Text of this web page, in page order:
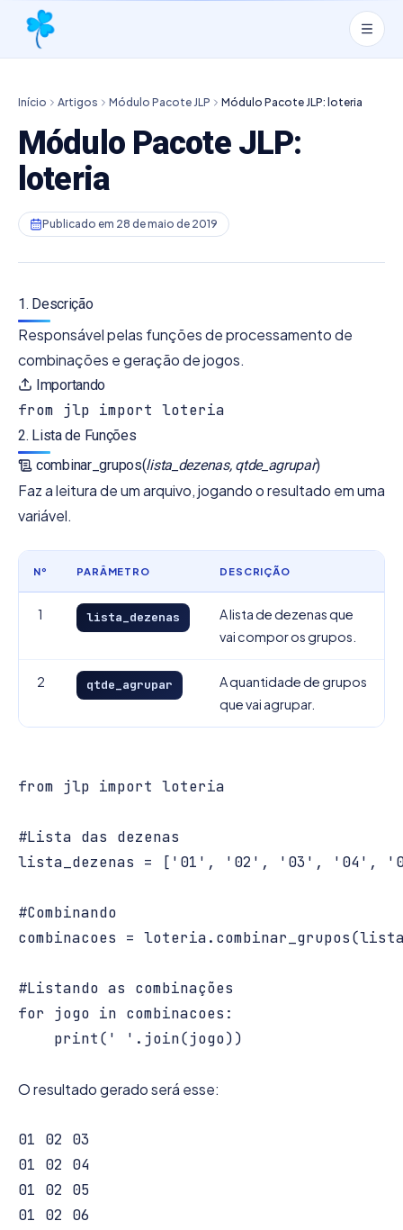
Início Artigos Módulo Pacote JLP Módulo Pacote JLP: loteria
Módulo Pacote JLP:
loteria
Publicado em 28 de maio de 2019
1. Descrição
Responsável pelas funções de processamento de
combinações e geração de jogos.
Importando
from jlp import loteria
2. Lista de Funções
combinar_grupos(lista_dezenas, qtde_agrupar)
Faz a leitura de um arquivo, jogando o resultado em uma
variável.
Nº PARÂMETRO DESCRIÇÃO
1 lista_dezenas
A lista de dezenas que
vai compor os grupos.
2 qtde_agrupar
A quantidade de grupos
que vai agrupar.
from jlp import loteria
#Lista das dezenas
lista_dezenas = ['01', '02', '03', '04',
#Combinando
combinacoes =
#Listando as combinações
for jogo in combinacoes:
    print(' '.join(jogo))
O resultado gerado será esse:
01 02 03
01 02 04
01 02 05
01 02 06